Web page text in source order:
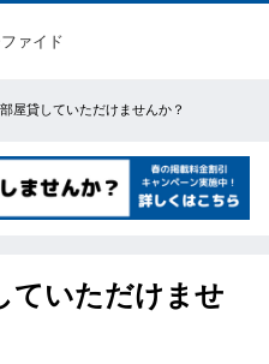
ァイド
屋貸していただけませんか？
ていただけませ